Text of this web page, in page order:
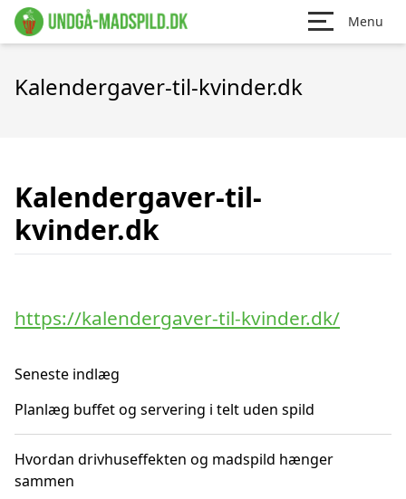
Menu
Kalendergaver-til-kvinder.dk
Kalendergaver-til-
kvinder.dk
https://kalendergaver-til-kvinder.dk/
Seneste indlæg
Planlæg buffet og servering i telt uden spild
Hvordan drivhuseffekten og madspild hænger
sammen